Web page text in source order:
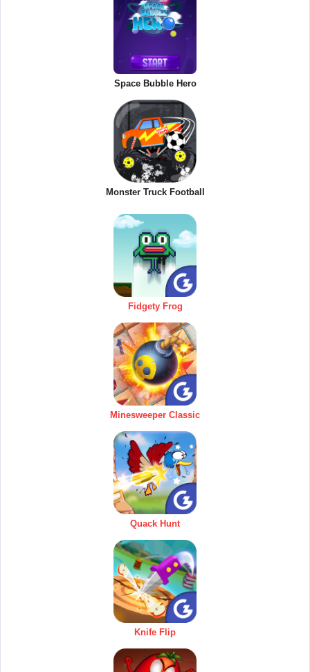
Space Bubble Hero
Monster Truck Football
Fidgety Frog
Minesweeper Classic
Quack Hunt
Knife Flip